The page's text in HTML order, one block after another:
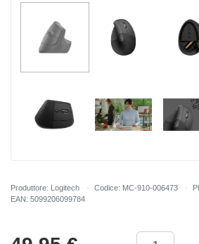
Produttore: Logitech Codice: MC-910-006473
EAN: 5099206099784